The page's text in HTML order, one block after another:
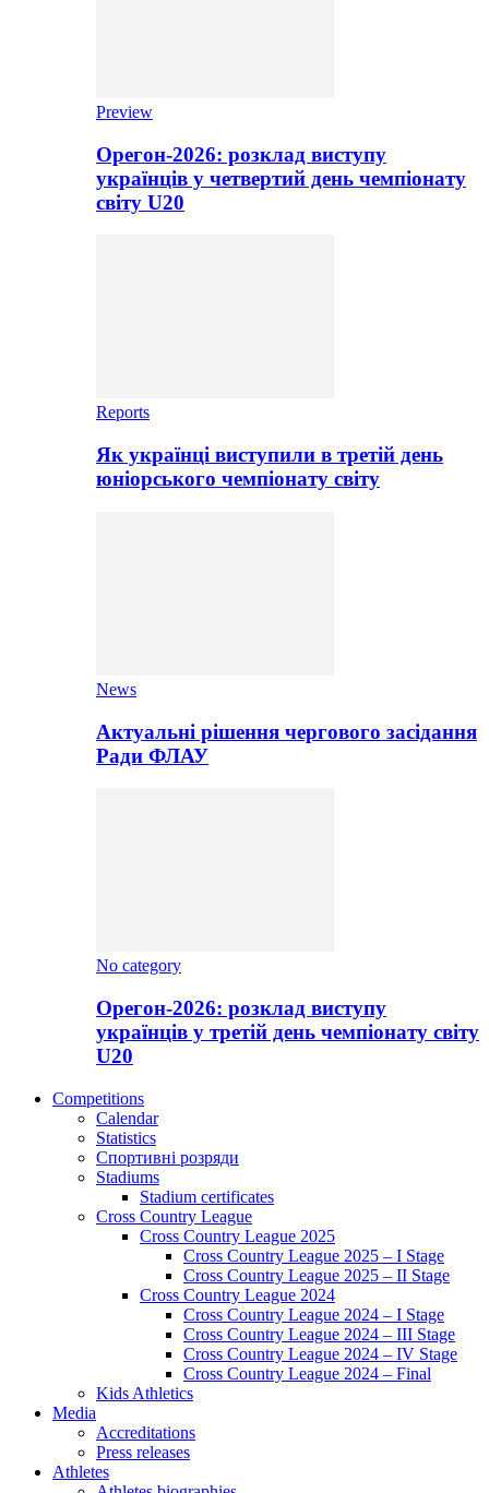
Preview
Орегон-2026: розклад виступу
українців у четвертий день чемпіонату
світу U20
Reports
Як українці виступили в третій день
юніорського чемпіонату світу
News
Актуальні рішення чергового засідання
Ради ФЛАУ
No category
Орегон-2026: розклад виступу
українців у третій день чемпіонату світу
U20
Competitions
Calendar
Statistics
Спортивні розряди
Stadiums
Stadium certificates
Cross Country League
Cross Country League 2025
Cross Country League 2025 – I Stage
Cross Country League 2025 – II Stage
Cross Country League 2024
Cross Country League 2024 – I Stage
Cross Country League 2024 – III Stage
Cross Country League 2024 – IV Stage
Cross Country League 2024 – Final
Kids Athletics
Media
Accreditations
Press releases
Athletes